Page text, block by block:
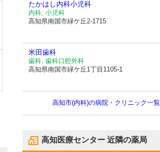
たかはし内科小児科
内科, 小児科
高知県南国市緑ケ丘2-1715
米田歯科
歯科, 歯科口腔外科
高知県南国市緑ケ丘1丁目1105-1
高知市(内科)の病院・クリニック一覧
高知医療センター 近隣の薬局